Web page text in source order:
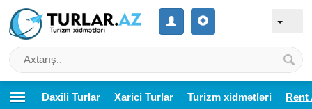
Daxili Turlar Xarici Turlar Turizm xidmətləri Rent